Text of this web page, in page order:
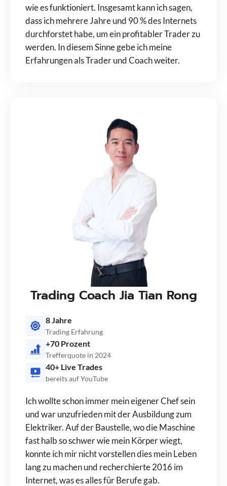
wie es funktioniert. Insgesamt kann ich sagen,
dass ich mehrere Jahre und 90 % des Internets
durchforstet habe, um ein profitabler Trader zu
werden. In diesem Sinne gebe ich meine
Erfahrungen als Trader und Coach weiter.
Trading Coach Jia Tian Rong
8 Jahre
Trading Erfahrung
+70 Prozent
Trefferquote in 2024
40+ Live Trades
bereits auf YouTube
Ich wollte schon immer mein eigener Chef sein
und war unzufrieden mit der Ausbildung zum
Elektriker. Auf der Baustelle, wo die Maschine
fast halb so schwer wie mein Körper wiegt,
konnte ich mir nicht vorstellen dies mein Leben
lang zu machen und recherchierte 2016 im
Internet, was es alles für Berufe gab.